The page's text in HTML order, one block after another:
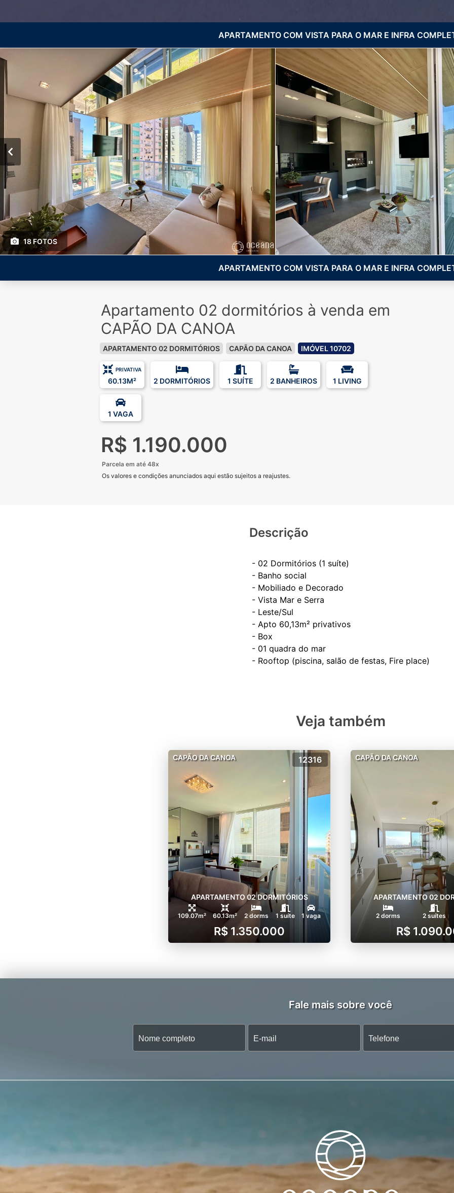
APARTAMENTO COM VISTA PARA O MAR E INFRA
18 FOTOS
APARTAMENTO COM VISTA PARA O MAR E INFRA
Apartamento 02 dormitórios à venda em
CAPÃO DA CANOA
APARTAMENTO 02 DORMITÓRIOS CAPÃO DA CANOA IMÓVEL 10702
PRIVATIVA
60.13M² 2 DORMITÓRIOS 1 SUÍTE 2 BANHEIROS 1 LIVING
1 VAGA
R$ 1.190.000
Parcela em até 48x
Os valores e condições anunciados aqui estão sujeitos a reajustes.
Descrição
- 02 Dormitórios (1 suíte)
- Banho social
- Mobiliado e Decorado
- Vista Mar e Serra
- Leste/Sul
- Apto 60,13m² privativos
- Box
- 01 quadra do mar
Veja também
CAPÃO DA CANOA 12316
APARTAMENTO 02 DORMITÓRIOS
109.07m² 60.13m² 2 dorms 1 suíte 1 vaga
R$ 1.350.000
CAPÃO DA CANOA
APARTAMENTO 02
2 dorms 2 suítes
R$
Fale mais sobre você